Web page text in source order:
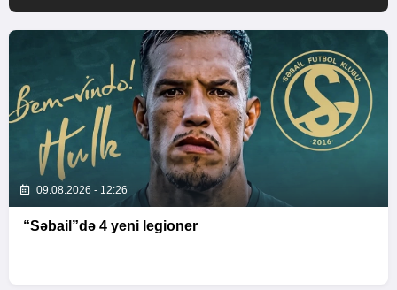
09.08.2026 - 12:26
“Səbail”də 4 yeni legioner